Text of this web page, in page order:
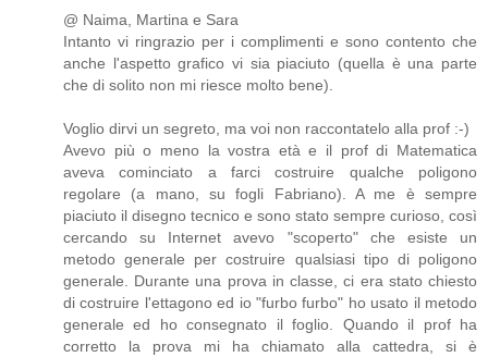
@ Naima, Martina e Sara
Intanto vi ringrazio per i complimenti e sono contento che
anche l'aspetto grafico vi sia piaciuto (quella è una parte
che di solito non mi riesce molto bene).
Voglio dirvi un segreto, ma voi non raccontatelo alla prof :-)
Avevo più o meno la vostra età e il prof di Matematica
aveva cominciato a farci costruire qualche poligono
regolare (a mano, su fogli Fabriano). A me è sempre
piaciuto il disegno tecnico e sono stato sempre curioso, così
cercando su Internet avevo "scoperto" che esiste un
metodo generale per costruire qualsiasi tipo di poligono
generale. Durante una prova in classe, ci era stato chiesto
di costruire l'ettagono ed io "furbo furbo" ho usato il metodo
generale ed ho consegnato il foglio. Quando il prof ha
corretto la prova mi ha chiamato alla cattedra, si è